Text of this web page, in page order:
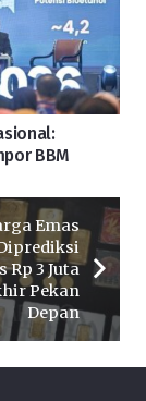
BBM
Emas
Rp 3 Juta
Pekan
Depan